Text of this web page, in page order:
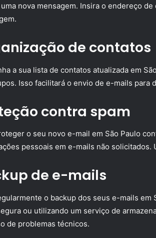
nova mensagem. Insira o endereço
de contatos
a sua lista de contatos atualizada em
Isso facilitará o envio de e-mails para
contra spam
o seu novo e-mail em São Paulo
pessoais em e-mails não
de e-mails
o backup dos seus e-mails
ou utilizando um serviço de
de problemas técnicos.